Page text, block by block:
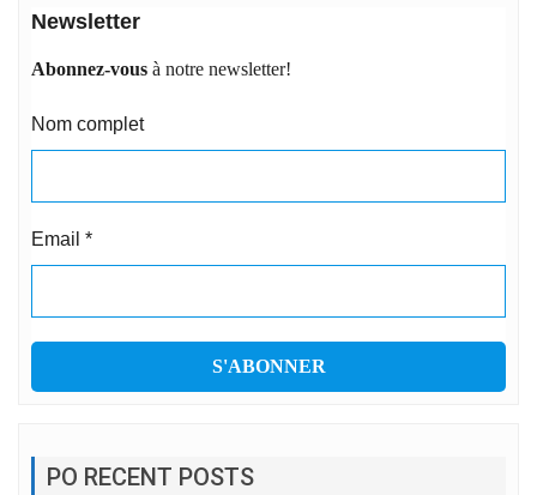
Newsletter
Abonnez-vous à notre newsletter!
Nom complet
Email *
PO RECENT POSTS